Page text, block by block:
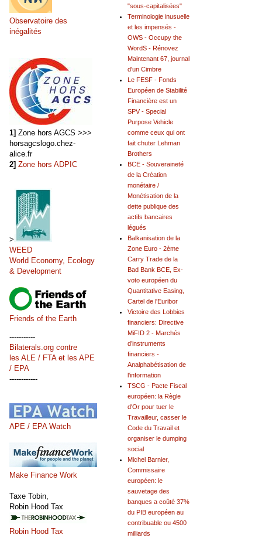
"sous-capitalisées"
Terminologie inusuelle
et les impensés -
OWS - Occupy the
WordS - Rénovez
Maintenant 67, journal
d'un Cimbre
Le FESF - Fonds
Européen de Stabilité
Financière est un
SPV - Special
Purpose Vehicle
comme ceux qui ont
fait chuter Lehman
Brothers
BCE - Souveraineté
de la Création
monétaire /
Monétisation de la
dette publique des
actifs bancaires
légués
Balkanisation de la
Zone Euro - 2ème
Carry Trade de la
Bad Bank BCE, Ex-
voto européen du
Quantitative Easing,
Cartel de l'Euribor
Victoire des Lobbies
financiers: Directive
MiFID 2 - Marchés
d’instruments
financiers -
Analphabétisation de
l'information
TSCG - Pacte Fiscal
européen: la Règle
d'Or pour tuer le
Travailleur, casser le
Code du Travail et
organiser le dumping
social
Michel Barnier,
Commissaire
européen: le
sauvetage des
banques a coûté 37%
du PIB européen au
contribuable ou 4500
milliards
Observatoire des
inégalités
1] Zone hors AGCS >>>
horsagcslogo.chez-
alice.fr
2] Zone hors ADPIC
>
WEED
World Economy, Ecology
& Development
Friends of the Earth
-----------
Bilaterals.org contre
les ALE / FTA et les APE
/ EPA
------------
APE / EPA Watch
Make Finance Work
Taxe Tobin,
Robin Hood Tax
Robin Hood Tax